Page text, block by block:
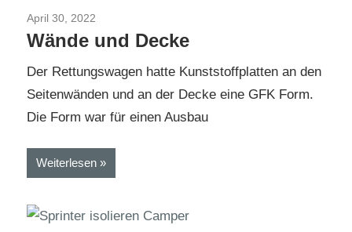
April 30, 2022
Wände und Decke
Der Rettungswagen hatte Kunststoffplatten an den
Seitenwänden und an der Decke eine GFK Form.
Die Form war für einen Ausbau
Weiterlesen